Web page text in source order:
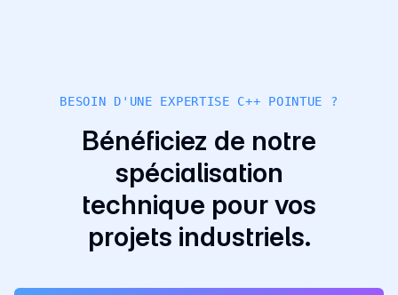
BESOIN D'UNE EXPERTISE C++ POINTUE ?
Bénéficiez de notre
spécialisation
technique pour vos
projets industriels.